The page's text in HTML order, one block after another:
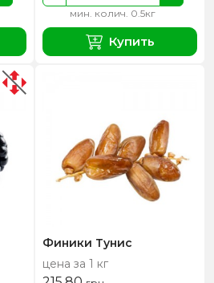
мин. колич. 0.5кг
Купить
Финики Тунис
цена за 1 кг